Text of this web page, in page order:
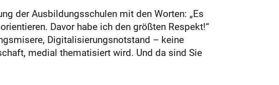
der Ausbildungsschulen mit den Worten: „Es
Davor habe ich den größten Respekt!“
Digitalisierungsnotstand – keine
medial thematisiert wird. Und da sind Sie